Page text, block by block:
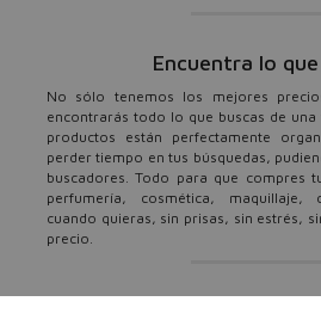
Encuentra lo
No sólo tenemos los mejores
encontrarás todo lo que buscas de
productos están perfectamente
perder tiempo en tus búsquedas,
buscadores. Todo para que compres
perfumería, cosmética, maquillaje,
cuando quieras, sin prisas, sin estrés,
precio.